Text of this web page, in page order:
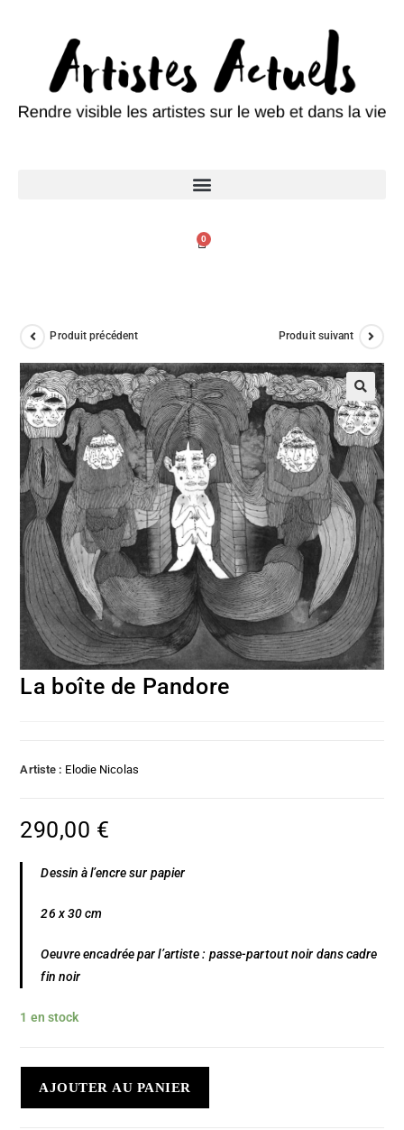
0
Produit précédent Produit suivant
La boîte de Pandore
Artiste : Elodie Nicolas
290,00 €
Dessin à l’encre sur papier
26 x 30 cm
Oeuvre encadrée par l’artiste : passe-partout noir dans cadre
fin noir
1 en stock
AJOUTER AU PANIER